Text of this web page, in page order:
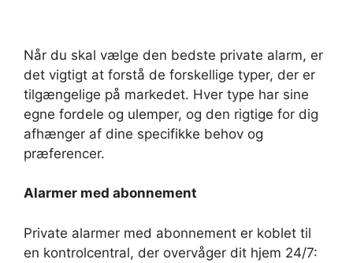
Når du skal vælge den bedste private alarm, er
det vigtigt at forstå de forskellige typer, der er
tilgængelige på markedet. Hver type har sine
egne fordele og ulemper, og den rigtige for dig
afhænger af dine specifikke behov og
præferencer.
Alarmer med abonnement
Private alarmer med abonnement er koblet til
en kontrolcentral, der overvåger dit hjem 24/7: